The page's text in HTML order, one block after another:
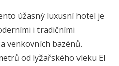
úžasný luxusní hotel je
i tradičními
venkovních bazénů.
od lyžařského vleku El